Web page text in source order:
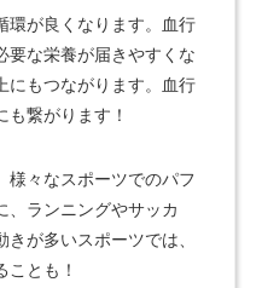
環が良くなります。血行
要な栄養が届きやすくな
にもつながります。血行
繋がります！
様々なスポーツでのパフ
、ランニングやサッカ
が多いスポーツでは、
ことも！